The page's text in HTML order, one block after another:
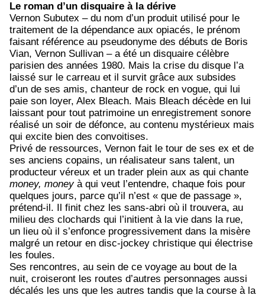
Le roman d’un disquaire à la dérive
Vernon Subutex – du nom d’un produit utilisé pour le
traitement de la dépendance aux opiacés, le prénom
faisant référence au pseudonyme des débuts de Boris
Vian, Vernon Sullivan – a été un disquaire célèbre
parisien des années 1980. Mais la crise du disque l’a
laissé sur le carreau et il survit grâce aux subsides
d’un de ses amis, chanteur de rock en vogue, qui lui
paie son loyer, Alex Bleach. Mais Bleach décède en lui
laissant pour tout patrimoine un enregistrement sonore
réalisé un soir de défonce, au contenu mystérieux mais
qui excite bien des convoitises.
Privé de ressources, Vernon fait le tour de ses ex et de
ses anciens copains, un réalisateur sans talent, un
producteur véreux et un trader plein aux as qui chante
money, moneyà qui veut l’entendre, chaque fois pour
quelques jours, parce qu’il n’est « que de passage »,
prétend-il. Il finit chez les sans-abri où il trouvera, au
milieu des clochards qui l’initient à la vie dans la rue,
un lieu où il s’enfonce progressivement dans la misère
malgré un retour en disc-jockey christique qui électrise
les foules.
Ses rencontres, au sein de ce voyage au bout de la
nuit, croiseront les routes d’autres personnages aussi
décalés les uns que les autres tandis que la course à la